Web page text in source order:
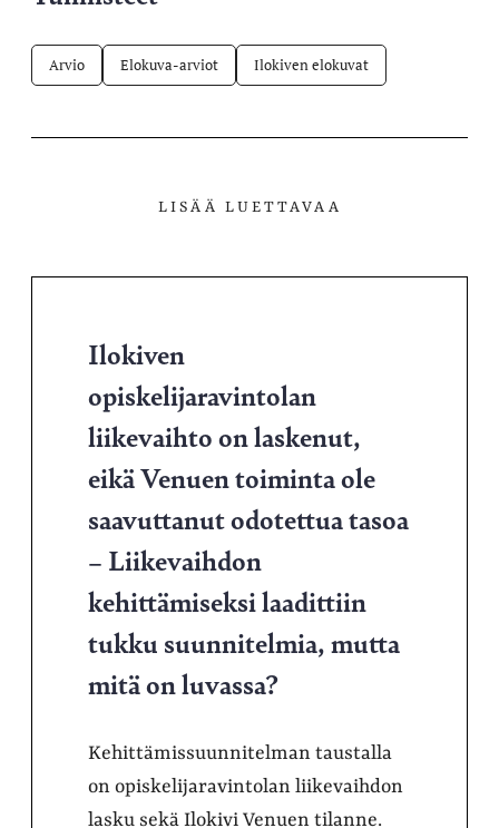
Arvio Elokuva-arviot Ilokiven elokuvat
LISÄÄ LUETTAVAA
Ilokiven
opiskelijaravintolan
liikevaihto on laskenut,
eikä Venuen toiminta ole
saavuttanut odotettua tasoa
– Liikevaihdon
kehittämiseksi laadittiin
tukku suunnitelmia, mutta
mitä on luvassa?
Kehittämissuunnitelman taustalla
on opiskelijaravintolan liikevaihdon
lasku sekä Ilokivi Venuen tilanne.